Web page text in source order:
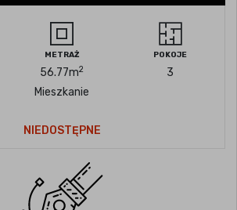
METRAŻ
56.77m2
POKOJE
3
Mieszkanie
NIEDOSTĘPNE